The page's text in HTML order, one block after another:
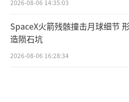
2026-08-06 14:35:03
SpaceX火箭残骸撞击月球细节
造陨石坑
2026-08-06 16:28:34